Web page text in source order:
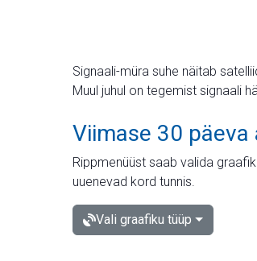
Signaali-müra suhe näitab
Muul juhul on tegemist signaali
Viimase 30 päeva
Rippmenüüst saab valida
uuenevad kord tunnis.
Vali graafiku tüüp